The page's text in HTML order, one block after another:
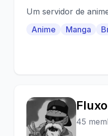
Anime
Manga
F 45